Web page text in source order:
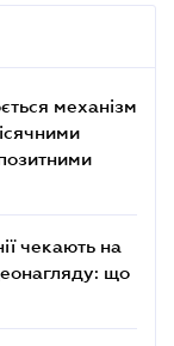
механізм
чекають на
що